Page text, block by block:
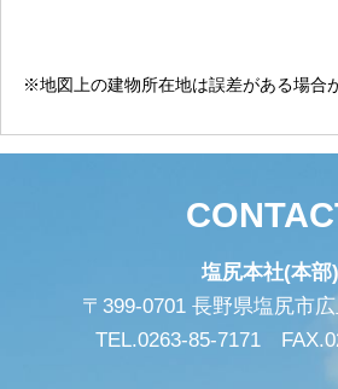
※地図上の建物所在地は誤差がある場合
塩尻本社(本部)
〒399-0701 長野県塩尻市
TEL.0263-85-7171